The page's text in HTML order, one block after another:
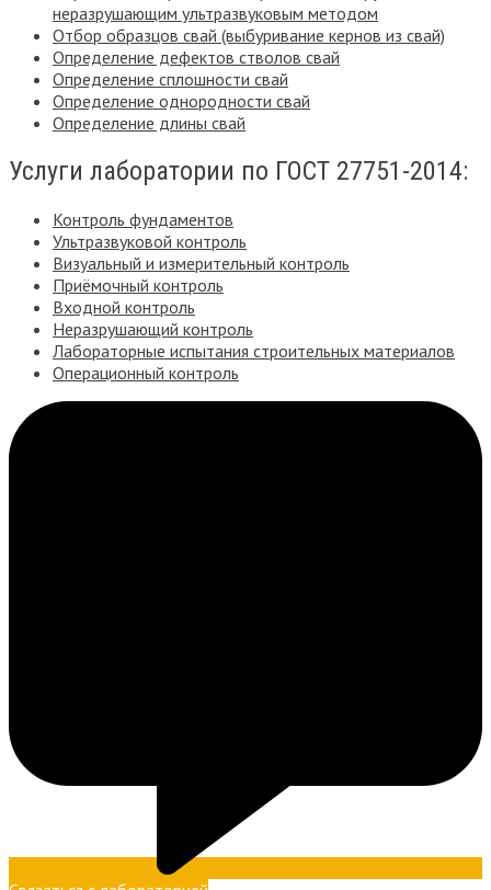
неразрушающим ультразвуковым методом
Отбор образцов свай (выбуривание кернов из свай)
Определение дефектов стволов свай
Определение сплошности свай
Определение однородности свай
Определение длины свай
Услуги лаборатории по ГОСТ 27751-2014:
Контроль фундаментов
Ультразвуковой контроль
Визуальный и измерительный контроль
Приёмочный контроль
Входной контроль
Неразрушающий контроль
Лабораторные испытания строительных материалов
Операционный контроль